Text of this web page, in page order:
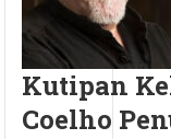
Kutipan
Coelho